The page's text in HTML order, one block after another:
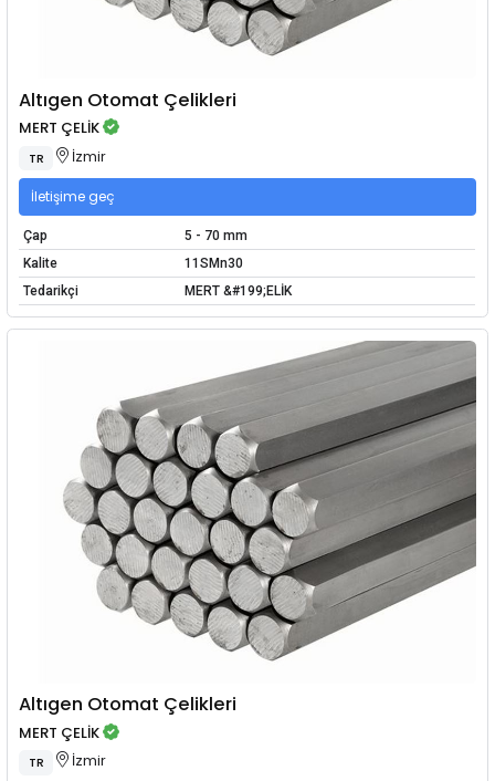
Altıgen Otomat Çelikleri
MERT ÇELİK
TR İzmir
İletişime geç
Çap
5 - 70 mm
Kalite
11SMn30
Tedarikçi
MERT &#199;ELİK
Altıgen Otomat Çelikleri
MERT ÇELİK
TR İzmir